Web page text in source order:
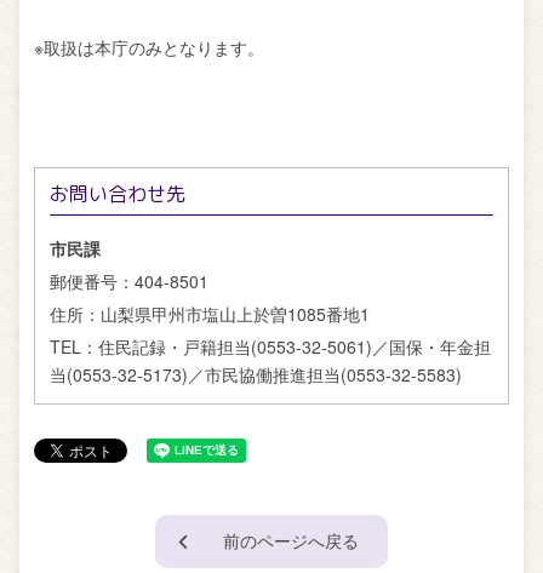
※取扱は本庁のみとなります。
お問い合わせ先
市民課
郵便番号： 404-8501
住所： 山梨県甲州市塩山上於曽1085番地1
TEL： 住民記録・戸籍担当(0553-32-5061)／国保・年金担
当(0553-32-5173)／市民協働推進担当(0553-32-5583)
前のページへ戻る